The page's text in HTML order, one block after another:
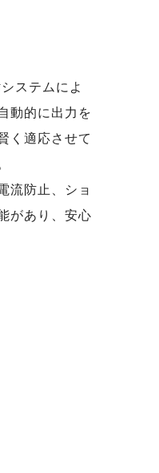
ステムによ
動的に出力を
く適応させて
流防止、ショ
があり、安心